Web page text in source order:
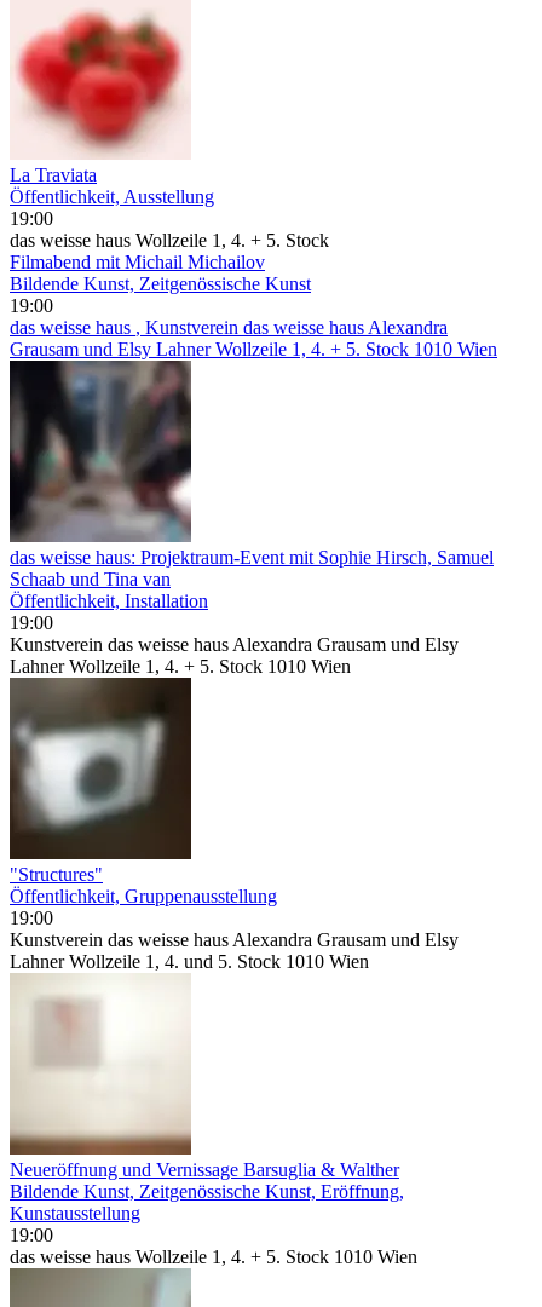
La Traviata
Öffentlichkeit, Ausstellung
19:00
das weisse haus Wollzeile 1, 4. + 5. Stock
Filmabend mit Michail Michailov
Bildende Kunst, Zeitgenössische Kunst
19:00
das weisse haus , Kunstverein das weisse haus Alexandra
Grausam und Elsy Lahner Wollzeile 1, 4. + 5. Stock 1010 Wien
das weisse haus: Projektraum-Event mit Sophie Hirsch, Samuel
Schaab und Tina van
Öffentlichkeit, Installation
19:00
Kunstverein das weisse haus Alexandra Grausam und Elsy
Lahner Wollzeile 1, 4. + 5. Stock 1010 Wien
"Structures"
Öffentlichkeit, Gruppenausstellung
19:00
Kunstverein das weisse haus Alexandra Grausam und Elsy
Lahner Wollzeile 1, 4. und 5. Stock 1010 Wien
Neueröffnung und Vernissage Barsuglia & Walther
Bildende Kunst, Zeitgenössische Kunst, Eröffnung,
Kunstausstellung
19:00
das weisse haus Wollzeile 1, 4. + 5. Stock 1010 Wien